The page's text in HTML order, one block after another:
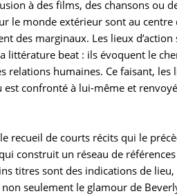
à des films, des chansons ou
le monde extérieur sont au centre
des marginaux. Les lieux d’action
littérature beat : ils évoquent le
relations humaines. Ce faisant, les
est confronté à lui-même et
recueil de courts récits qui le
construit un réseau de
titres sont des indications de
seulement le glamour de